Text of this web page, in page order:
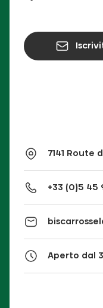
7141 Route
+33 (0)5 45
Aperto dal